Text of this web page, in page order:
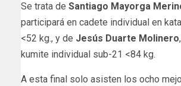
Se trata de Santiago Mayorga
participará en cadete individual en
<52 kg., y de Jesús Duarte Molinero
kumite individual sub-21 <84 kg.
A esta final solo asisten los ocho